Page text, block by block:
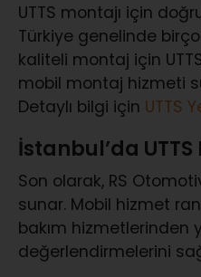
UTTS montajı için
Türkiye genelinde
kaliteli montaj için
mobil montaj hizmeti
Detaylı bilgi için UTTS
İstanbul’da
Son olarak, RS
sunar. Mobil hizmet
bakım hizmetlerinden
değerlendirmelerini